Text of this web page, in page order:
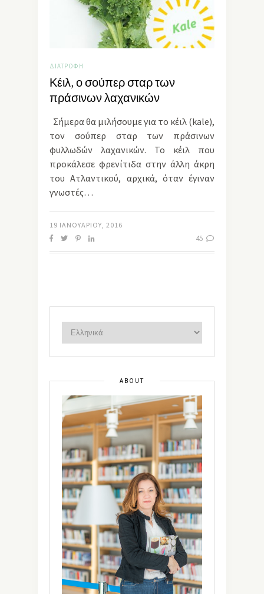
ΔΙΑΤΡΟΦΉ
Κέιλ, ο σούπερ σταρ των
πράσινων λαχανικών
Σήμερα θα μιλήσουμε για το κέιλ (kale),
τον σούπερ σταρ των πράσινων
φυλλωδών λαχανικών. Το κέιλ που
προκάλεσε φρενίτιδα στην άλλη άκρη
του Ατλαντικού, αρχικά, όταν έγιναν
γνωστές…
19 ΙΑΝΟΥΑΡΊΟΥ, 2016
45
ABOUT